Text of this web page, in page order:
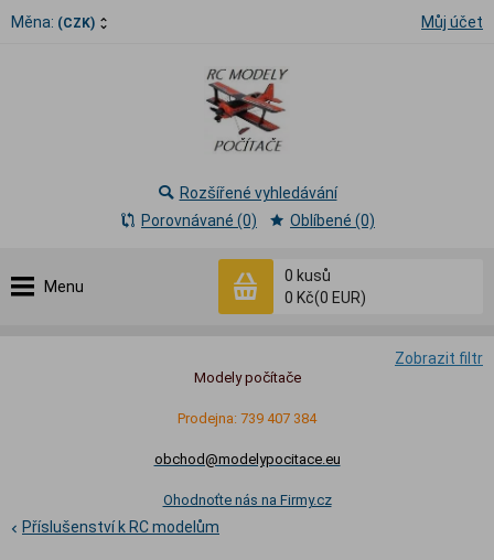
Měna: (CZK) Můj účet
Menu
0 kusů
0 Kč(0 EUR)
Rozšířené vyhledávání
Porovnávané (0)
Oblíbené (0)
Zobrazit filtr
Modely počítače
Prodejna: 739 407 384
obchod@modelypocitace.eu
Ohodnoťte nás na Firmy.cz
Příslušenství k RC modelům